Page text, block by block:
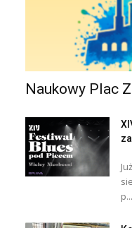
Naukowy Plac
p...